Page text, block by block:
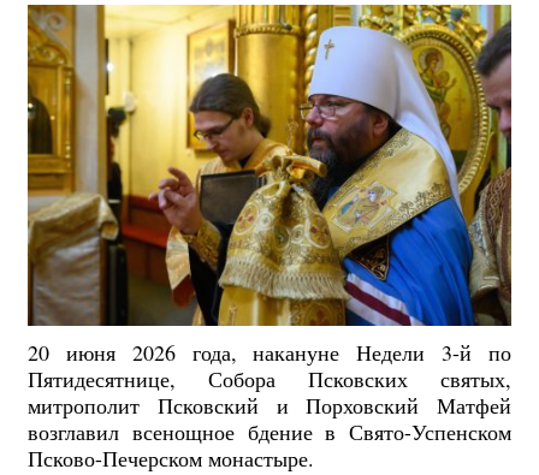
20 июня 2026 года, накануне Недели 3-й по
Пятидесятнице, Собора Псковских святых,
митрополит Псковский и Порховский Матфей
возглавил всенощное бдение в Свято-Успенском
Псково-Печерском монастыре.